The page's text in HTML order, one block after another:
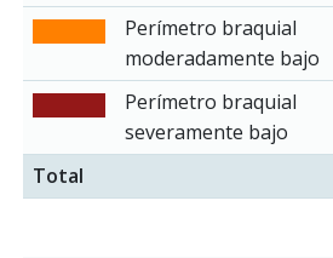
Perímetro braquial
moderadamente bajo
Perímetro braquial
severamente bajo
Total